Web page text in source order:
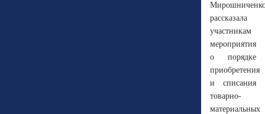
рассказала
участникам
мероприятия
о порядке
приобретения
и списания
товарно-
материальных